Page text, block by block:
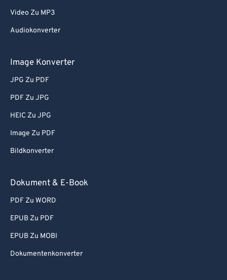
Video Zu MP3
Audiokonverter
Image Konverter
JPG Zu PDF
PDF Zu JPG
HEIC Zu JPG
Image Zu PDF
Bildkonverter
Dokument & E-Book
PDF Zu WORD
EPUB Zu PDF
EPUB Zu MOBI
Dokumentenkonverter